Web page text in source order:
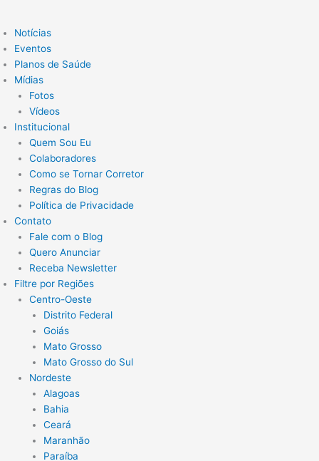
Notícias
Eventos
Planos de Saúde
Mídias
Fotos
Vídeos
Institucional
Quem Sou Eu
Colaboradores
Como se Tornar Corretor
Regras do Blog
Política de Privacidade
Contato
Fale com o Blog
Quero Anunciar
Receba Newsletter
Filtre por Regiões
Centro-Oeste
Distrito Federal
Goiás
Mato Grosso
Mato Grosso do Sul
Nordeste
Alagoas
Bahia
Ceará
Maranhão
Paraíba